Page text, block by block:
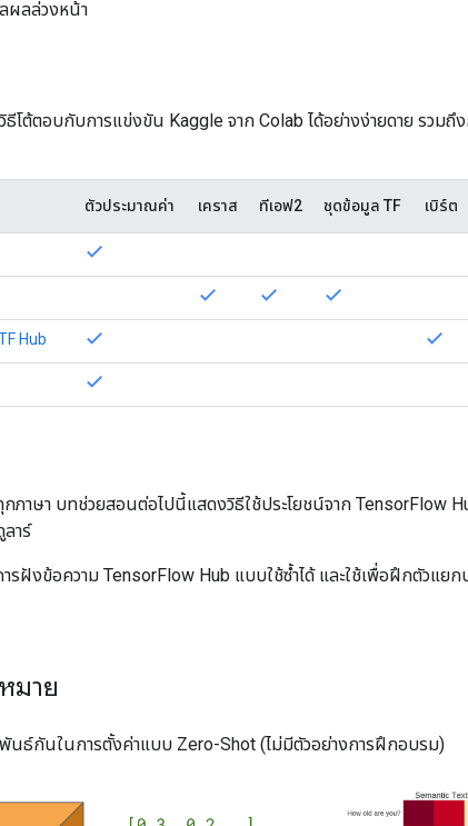
ผลล่วงหน้า
ธีโต้ตอบกับการแข่งขัน Kaggle จาก Colab ได้อย่างง่ายดาย รวมถึง
ตัวประมาณค่า เคราส ทีเอฟ2 ชุดข้อมูล TF เบิร์ต
Hub
าษา บทช่วยสอนต่อไปนี้แสดงวิธีใช้ประโยชน์จาก TensorFlow
าร์
รฝังข้อความ TensorFlow Hub แบบใช้ซ้ำได้ และใช้เพื่อฝึกตัวแยก
มาย
พันธ์กันในการตั้งค่าแบบ Zero-Shot (ไม่มีตัวอย่างการฝึกอบรม)